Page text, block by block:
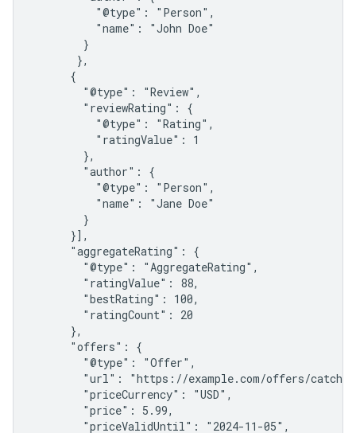
          "@type": "Person",
          "name": "John Doe"
        }
       },
      {
        "@type": "Review",
        "reviewRating": {
          "@type": "Rating",
          "ratingValue": 1
        },
        "author": {
          "@type": "Person",
          "name": "Jane Doe"
        }
      }],
      "aggregateRating": {
        "@type": "AggregateRating",
        "ratingValue": 88,
        "bestRating": 100,
        "ratingCount": 20
      },
      "offers": {
        "@type": "Offer",
"url": "https://example.com/offers/
        "priceCurrency": "USD",
        "price": 5.99,
        "priceValidUntil": "2024-11-05",